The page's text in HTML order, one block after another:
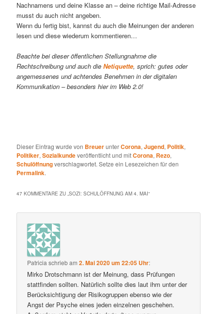
Nachnamens und deine Klasse an – deine richtige Mail-Adresse
musst du auch nicht angeben.
Wenn du fertig bist, kannst du auch die Meinungen der anderen
lesen und diese wiederum kommentieren…
Beachte bei dieser öffentlichen Stellungnahme die
Rechtschreibung und auch dieNetiquette, sprich: gutes oder
angemessenes und achtendes Benehmen in der digitalen
Kommunikation – besonders hier im Web 2.0!
Dieser Eintrag wurde von BreuerunterCorona,Jugend, Politik,
Politiker,Sozialkundeveröffentlicht und mitCorona, Rezo,
Schulöffnungverschlagwortet. Setze ein Lesezeichen für den
Permalink.
47 KOMMENTARE ZU „SOZI: SCHULÖFFNUNG AM 4. MAI“
Patricia schriebam2. Mai 2020 um 22:05 Uhr:
Mirko Drotschmann ist der Meinung, dass Prüfungen
stattfinden sollten. Natürlich sollte dies laut ihm unter der
Berücksichtigung der Risikogruppen ebenso wie der
Angst der Psyche eines jeden einzelnen geschehen.